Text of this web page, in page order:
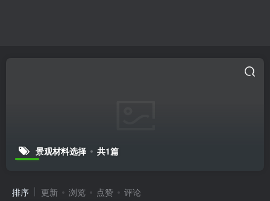
景观材料选择 共1篇
排序 更新 浏览 点赞 评论